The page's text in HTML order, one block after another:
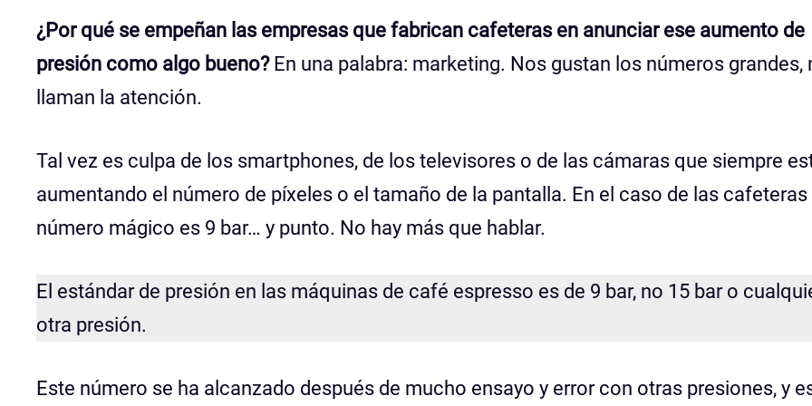
¿Por qué se empeñan las empresas que fabrican cafeteras en anunciar ese aumento de
presión como algo bueno?En una palabra: marketing. Nos gustan los números grandes,
llaman la atención.
Tal vez es culpa de los smartphones, de los televisores o de las cámaras que siempre
aumentando el número de píxeles o el tamaño de la pantalla. En el caso de las cafeteras
número mágico es 9 bar… y punto. No hay más que hablar.
El estándar de presión en las máquinas de café espresso es de 9 bar, no 15 bar o
otra presión.
Este número se ha alcanzado después de mucho ensayo y error con otras presiones, y